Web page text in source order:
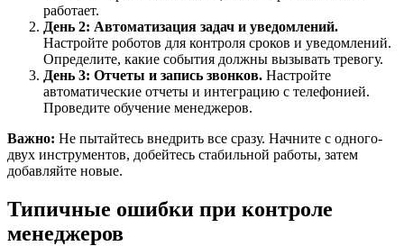
работает.
День 2: Автоматизация задач и уведомлений.
Настройте роботов для контроля сроков и уведомлений.
Определите, какие события должны вызывать тревогу.
День 3: Отчеты и запись звонков. Настройте
автоматические отчеты и интеграцию с телефонией.
Проведите обучение менеджеров.
Важно: Не пытайтесь внедрить все сразу. Начните с одного-
двух инструментов, добейтесь стабильной работы, затем
добавляйте новые.
Типичные ошибки при контроле
менеджеров